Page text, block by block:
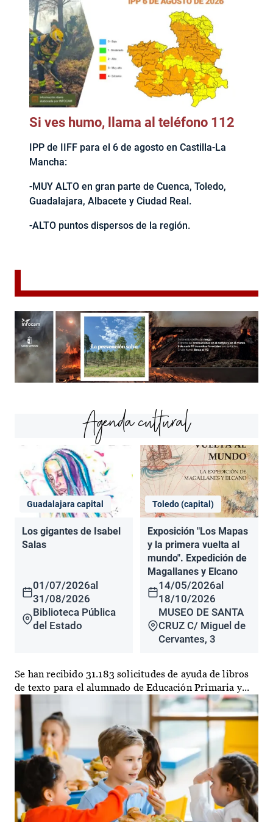
Si ves humo, llama al teléfono 112
IPP de IIFF para el 6 de agosto en Castilla-La
Mancha:
-MUY ALTO en gran parte de Cuenca, Toledo,
Guadalajara, Albacete y Ciudad Real.
-ALTO puntos dispersos de la región.
Agenda cultural
Guadalajara capital
Los gigantes de Isabel
Salas
01/07/2026al
31/08/2026
Biblioteca Pública
del Estado
Toledo (capital)
Exposición "Los Mapas
y la primera vuelta al
mundo". Expedición de
Magallanes y Elcano
14/05/2026al
18/10/2026
MUSEO DE SANTA
CRUZ C/ Miguel de
Cervantes, 3
Se han recibido 31.183 solicitudes de ayuda de libros
de texto para el alumnado de Educación Primaria y...